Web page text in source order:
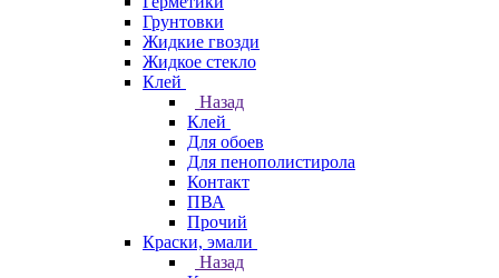
Грунтовки
Жидкие гвозди
Жидкое стекло
Клей
Назад
Клей
Для обоев
Для пенополистирола
Контакт
ПВА
Прочий
Краски, эмали
Назад